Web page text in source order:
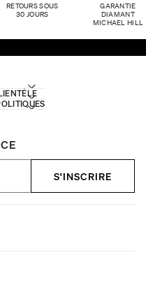
RETOURS SOUS
30 JOURS
GARANTIE
DIAMANT
MICHAEL HILL
S'INSCRIRE